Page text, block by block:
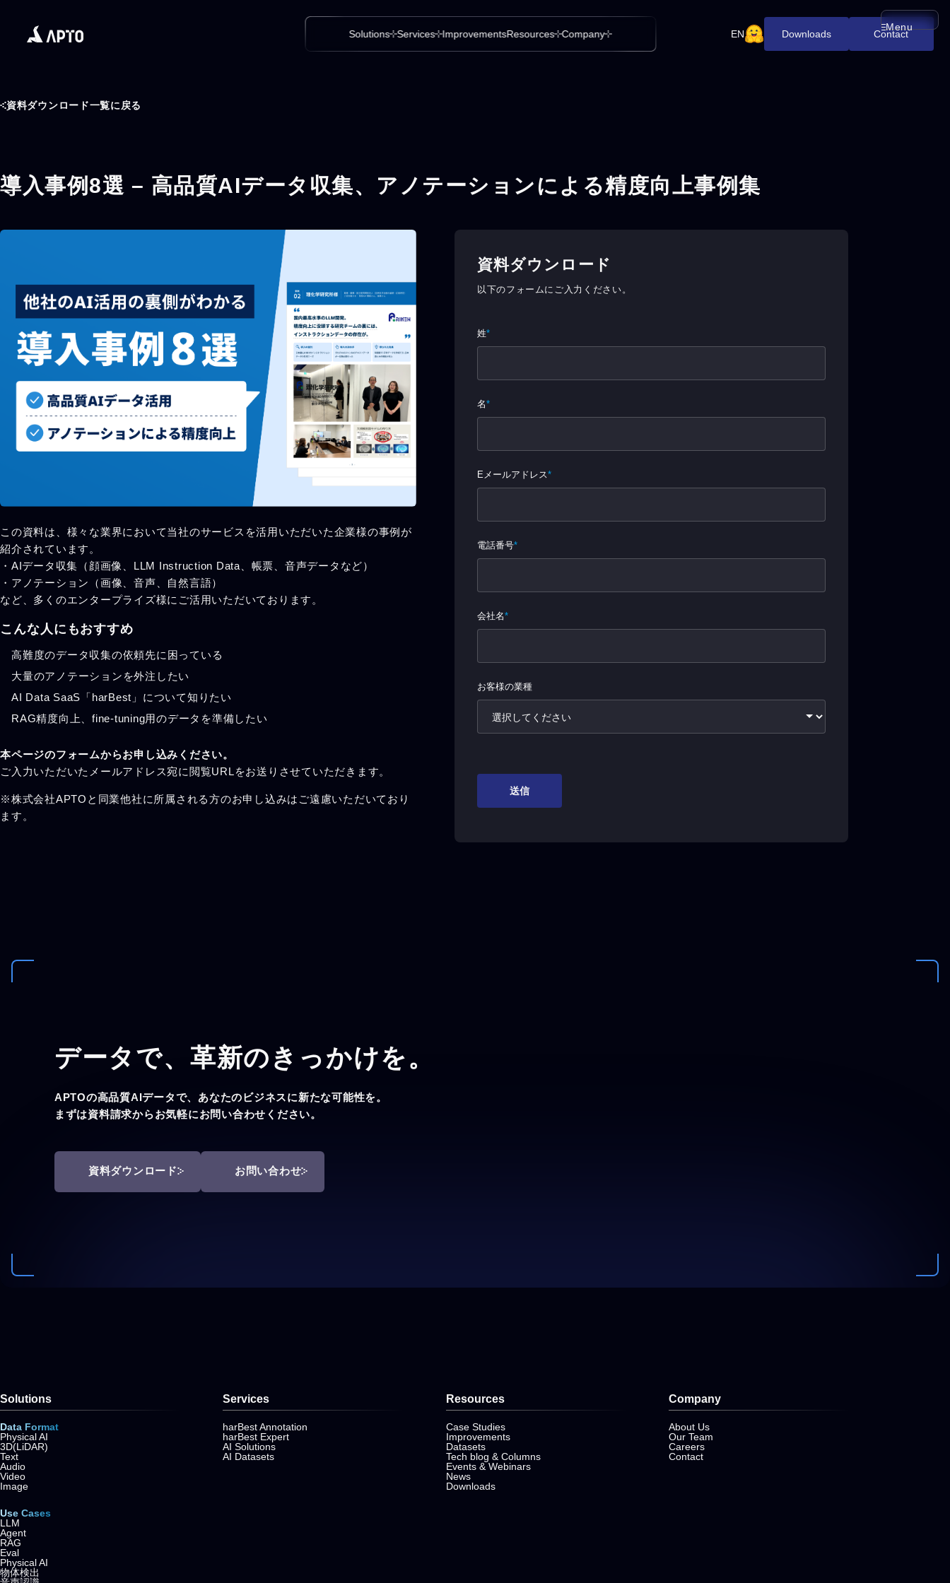
メニューを
Menu
Solutions Services ImprovementsResources Company EN Downloads Contact
資料ダウンロード一覧に戻る
導入事例8選 – 高品質AIデータ収集、アノテーションによる精度向上事例集
この資料は、様々な業界において当社のサービスを活用いただいた企業様の事例が
紹介されています。
・AIデータ収集（顔画像、LLM Instruction Data、帳票、音声データなど）
・アノテーション（画像、音声、自然言語）
など、多くのエンタープライズ様にご活用いただいております。
こんな人にもおすすめ
高難度のデータ収集の依頼先に困っている
大量のアノテーションを外注したい
AI Data SaaS「harBest」について知りたい
RAG精度向上、fine-tuning用のデータを準備したい
本ページのフォームからお申し込みください。
ご入力いただいたメールアドレス宛に閲覧URLをお送りさせていただきます。
※株式会社APTOと同業他社に所属される方のお申し込みはご遠慮いただいており
ます。
資料ダウンロード
以下のフォームにご入力ください。
データで、 革新のきっかけを。
APTOの高品質AIデータで、あなたのビジネスに新たな可能性を。
まずは資料請求からお気軽にお問い合わせください。
資料ダウンロード お問い合わせ
Solutions
Data Format
Physical AI
3D(LiDAR)
Text
Audio
Video
Image
Use Cases
LLM
Agent
RAG
Eval
Physical AI
物体検出
Services
harBest Annotation
harBest Expert
AI Solutions
AI Datasets
Resources
Case Studies
Improvements
Datasets
Tech blog & Columns
Events & Webinars
News
Downloads
Company
About Us
Our Team
Careers
Contact